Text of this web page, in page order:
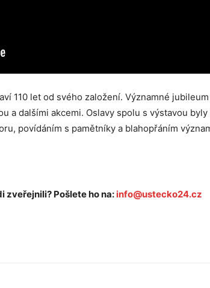
110 let od svého založení. Významné
a dalšími akcemi. Oslavy spolu s výstavou byly
povídáním s pamětníky a blahopřáním
zveřejnili? Pošlete ho na: info@ustecko24.cz